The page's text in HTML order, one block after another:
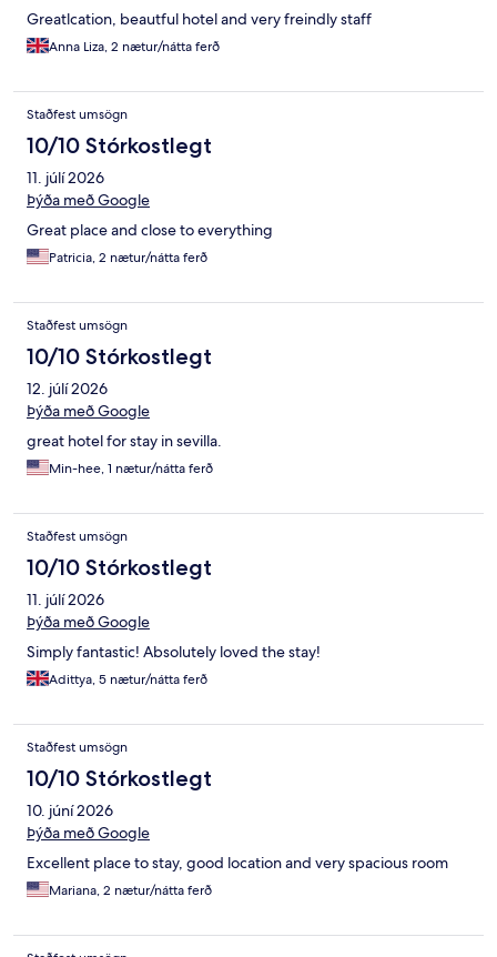
Greatlcation, beautful hotel and very freindly staff
Anna Liza, 2 nætur/nátta ferð
Staðfest umsögn
10/10 Stórkostlegt
11. júlí 2026
Þýða með Google
Great place and close to everything
Patricia, 2 nætur/nátta ferð
Staðfest umsögn
10/10 Stórkostlegt
12. júlí 2026
Þýða með Google
great hotel for stay in sevilla.
Min-hee, 1 nætur/nátta ferð
Staðfest umsögn
10/10 Stórkostlegt
11. júlí 2026
Þýða með Google
Simply fantastic! Absolutely loved the stay!
Adittya, 5 nætur/nátta ferð
Staðfest umsögn
10/10 Stórkostlegt
10. júní 2026
Þýða með Google
Excellent place to stay, good location and very spacious room
Mariana, 2 nætur/nátta ferð